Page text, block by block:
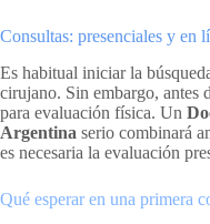
Consultas: presenciales y en
Es habitual iniciar la
cirujano. Sin embargo, antes
para evaluación física. Un
Argentina serio combinará
es necesaria la evaluación
Qué esperar en una primera